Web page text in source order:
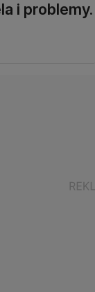
i problemy.